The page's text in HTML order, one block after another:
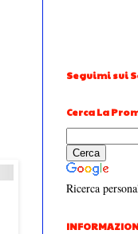
Seguimi sui
Cerca La
Ricerca